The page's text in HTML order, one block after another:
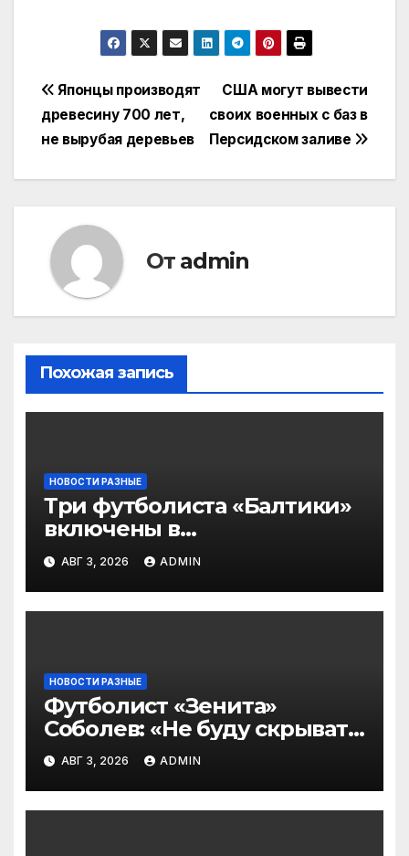
Навигация
по
записям
США могут вывести
своих военных с баз в
Персидском заливе
Японцы производят
древесину 700 лет,
не вырубая деревьев
От admin
Похожая запись
НОВОСТИ РАЗНЫЕ
Три футболиста «Балтики»
включены в
символическую сборную
2‑го тура РПЛ по версии
подписчиков МАТЧ
ПРЕМЬЕР
АВГ 3, 2026 ADMIN
НОВОСТИ РАЗНЫЕ
Футболист «Зенита»
Соболев: «Не буду скрывать
— в Оренбурге всегда
тяжело играть»
АВГ 3, 2026 ADMIN